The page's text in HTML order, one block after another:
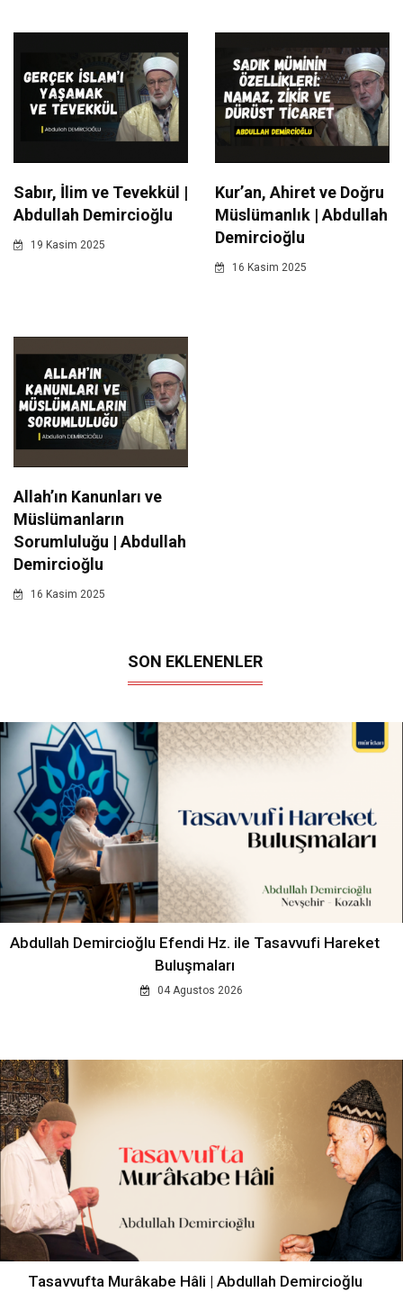
Sabır, İlim ve Tevekkül |
Abdullah Demircioğlu
19 Kasim 2025
Kur’an, Ahiret ve Doğru
Müslümanlık | Abdullah
Demircioğlu
16 Kasim 2025
Allah’ın Kanunları ve
Müslümanların
Sorumluluğu | Abdullah
Demircioğlu
16 Kasim 2025
SON EKLENENLER
Abdullah Demircioğlu Efendi Hz. ile Tasavvufi Hareket
Buluşmaları
04 Agustos 2026
Tasavvufta Murâkabe Hâli | Abdullah Demircioğlu